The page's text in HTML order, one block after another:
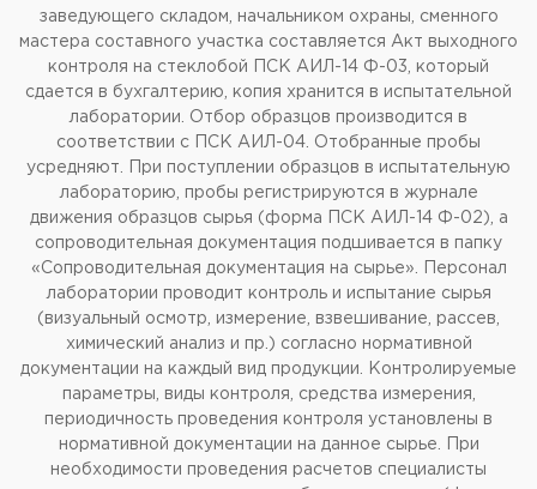
заведующего складом, начальником охраны, сменного
мастера составного участка составляется Акт выходного
контроля на стеклобой ПСК АИЛ-14 Ф-03, который
сдается в бухгалтерию, копия хранится в испытательной
лаборатории. Отбор образцов производится в
соответствии с ПСК АИЛ-04. Отобранные пробы
усредняют. При поступлении образцов в испытательную
лабораторию, пробы регистрируются в журнале
движения образцов сырья (форма ПСК АИЛ-14 Ф-02), а
сопроводительная документация подшивается в папку
«Сопроводительная документация на сырье». Персонал
лаборатории проводит контроль и испытание сырья
(визуальный осмотр, измерение, взвешивание, рассев,
химический анализ и пр.) согласно нормативной
документации на каждый вид продукции. Контролируемые
параметры, виды контроля, средства измерения,
периодичность проведения контроля установлены в
нормативной документации на данное сырье. При
необходимости проведения расчетов специалисты